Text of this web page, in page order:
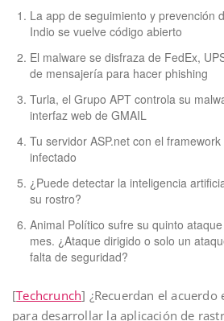
La app de seguimiento y prevención
Indio se vuelve código abierto
El malware se disfraza de FedEx,
de mensajería para hacer phishing
Turla, el Grupo APT controla su
interfaz web de GMAIL
Tu servidor ASP.net con el
infectado
¿Puede detectar la inteligencia
su rostro?
Animal Político sufre su quinto
mes. ¿Ataque dirigido o solo un
falta de seguridad?
[Techcrunch] ¿Recuerdan el
para desarrollar la aplicación de